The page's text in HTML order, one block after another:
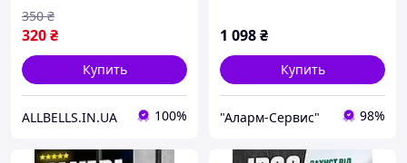
320₴
350 ₴
Купить
ALLBELLS.IN.UA 100%
1 098₴
Купить
"Аларм-Сервис" 98%